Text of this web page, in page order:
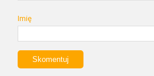
Imię